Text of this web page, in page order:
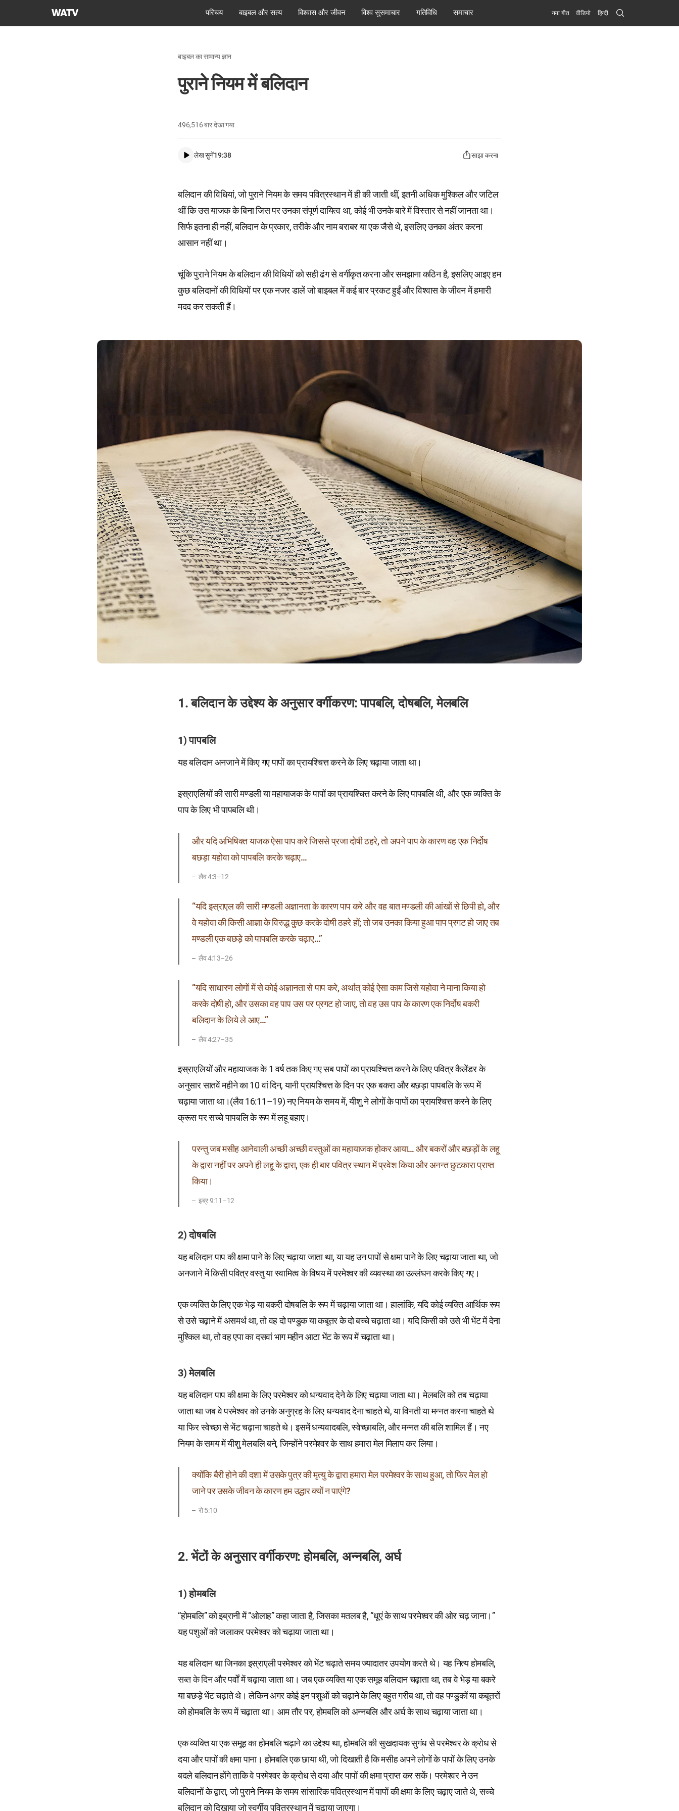
चर्च
परिचय बाइबल और सत्य विश्वास और जीवन विश्व सुसमाचार गतिविधि समाचार नया गीत वीडियो हिन्दी Search
Submit
बाइबल का सामान्य ज्ञान
पुराने नियम में बलिदान
496,516बार देखा गया
लेख सुनें19:38 साझा करना
बलिदान की विधियां, जो पुराने नियम के समय पवित्रस्थान में ही की जाती थीं, इतनी अधिक मुश्किल और जटिल
थीं कि उस याजक के बिना जिस पर उनका संपूर्ण दायित्व था, कोई भी उनके बारे में विस्तार से नहीं जानता था।
सिर्फ इतना ही नहीं, बलिदान के प्रकार, तरीके और नाम बराबर या एक जैसे थे, इसलिए उनका अंतर करना
आसान नहीं था।
चूंकि पुराने नियम के बलिदान की विधियों को सही ढंग से वर्गीकृत करना और समझाना कठिन है, इसलिए आइए हम
कुछ बलिदानों की विधियों पर एक नजर डालें जो बाइबल में कई बार प्रकट हुईं और विश्वास के जीवन में हमारी
मदद कर सकती हैं।
1. बलिदान के उद्देश्य के अनुसार वर्गीकरण: पापबलि, दोषबलि, मेलबलि
1) पापबलि
यह बलिदान अनजाने में किए गए पापों का प्रायश्चित्त करने के लिए चढ़ाया जाता था।
इस्राएलियों की सारी मण्डली या महायाजक के पापों का प्रायश्चित्त करने के लिए पापबलि थी, और एक व्यक्ति के
पाप के लिए भी पापबलि थी।
और यदि अभिषिक्त याजक ऐसा पाप करे जिससे प्रजा दोषी ठहरे, तो अपने पाप के कारण वह एक निर्दोष
बछड़ा यहोवा को पापबलि करके चढ़ाए…
लैव 4:3–12
“यदि इस्राएल की सारी मण्डली अज्ञानता के कारण पाप करे और वह बात मण्डली की आंखों से छिपी हो, और
वे यहोवा की किसी आज्ञा के विरुद्ध कुछ करके दोषी ठहरे हों; तो जब उनका किया हुआ पाप प्रगट हो जाए तब
मण्डली एक बछड़े को पापबलि करके चढ़ाए…”
लैव 4:13–26
“यदि साधारण लोगों में से कोई अज्ञानता से पाप करे, अर्थात् कोई ऐसा काम जिसे यहोवा ने माना किया हो
करके दोषी हो, और उसका वह पाप उस पर प्रगट हो जाए, तो वह उस पाप के कारण एक निर्दोष बकरी
बलिदान के लिये ले आए…”
लैव 4:27–35
इस्राएलियों और महायाजक के 1 वर्ष तक किए गए सब पापों का प्रायश्चित्त करने के लिए पवित्र कैलेंडर के
अनुसार सातवें महीने का 10 वां दिन, यानी प्रायश्चित्त के दिन पर एक बकरा और बछड़ा पापबलि के रूप में
चढ़ाया जाता था।(लैव 16:11–19) नए नियम के समय में, यीशु ने लोगों के पापों का प्रायश्चित्त करने के लिए
क्रूस पर सच्चे पापबलि के रूप में लहू बहाए।
परन्तु जब मसीह आनेवाली अच्छी अच्छी वस्तुओं का महायाजक होकर आया… और बकरों और बछड़ों के लहू
के द्वारा नहीं पर अपने ही लहू के द्वारा, एक ही बार पवित्र स्थान में प्रवेश किया और अनन्त छुटकारा प्राप्त
किया।
इब्र 9:11–12
2) दोषबलि
यह बलिदान पाप की क्षमा पाने के लिए चढ़ाया जाता था, या यह उन पापों से क्षमा पाने के लिए चढ़ाया जाता था, जो
अनजाने में किसी पवित्र वस्तु या स्वामित्व के विषय में परमेश्वर की व्यवस्था का उल्लंघन करके किए गए।
एक व्यक्ति के लिए एक भेड़ या बकरी दोषबलि के रूप में चढ़ाया जाता था। हालांकि, यदि कोई व्यक्ति आर्थिक रूप
से उसे चढ़ाने में असमर्थ था, तो वह दो पण्डुक या कबूतर के दो बच्चे चढ़ाता था। यदि किसी को उसे भी भेंट में देना
मुश्किल था, तो वह एपा का दसवां भाग महीन आटा भेंट के रूप में चढ़ाता था।
3) मेलबलि
यह बलिदान पाप की क्षमा के लिए परमेश्वर को धन्यवाद देने के लिए चढ़ाया जाता था। मेलबलि को तब चढ़ाया
जाता था जब वे परमेश्वर को उनके अनुग्रह के लिए धन्यवाद देना चाहते थे, या विनती या मन्नत करना चाहते थे
या फिर स्वेच्छा से भेंट चढ़ाना चाहते थे। इसमें धन्यवादबलि, स्वेच्छाबलि, और मन्नत की बलि शामिल हैं। नए
नियम के समय में यीशु मेलबलि बने, जिन्होंने परमेश्वर के साथ हमारा मेल मिलाप कर लिया।
क्योंकि बैरी होने की दशा में उसके पुत्र की मृत्यु के द्वारा हमारा मेल परमेश्वर के साथ हुआ, तो फिर मेल हो
जाने पर उसके जीवन के कारण हम उद्धार क्यों न पाएंगे?
रो 5:10
2. भेंटों के अनुसार वर्गीकरण: होमबलि, अन्नबलि, अर्घ
1) होमबलि
“होमबलि” को इब्रानी में “ओलाह” कहा जाता है, जिसका मतलब है, “धूएं के साथ परमेश्वर की ओर चढ़ जाना।”
यह पशुओं को जलाकर परमेश्वर को चढ़ाया जाता था।
यह बलिदान था जिनका इस्राएली परमेश्वर को भेंट चढ़ाते समय ज्यादातर उपयोग करते थे। यह नित्य होमबलि,
सब्त के दिनऔर पर्वों में चढ़ाया जाता था। जब एक व्यक्ति या एक समूह बलिदान चढ़ाता था, तब वे भेड़ या बकरे
या बछड़े भेंट चढ़ाते थे। लेकिन अगर कोई इन पशुओं को चढ़ाने के लिए बहुत गरीब था, तो वह पण्डुकों या कबूतरों
को होमबलि के रूप में चढ़ाता था। आम तौर पर, होमबलि को अन्नबलि और अर्घ के साथ चढ़ाया जाता था।
एक व्यक्ति या एक समूह का होमबलि चढ़ाने का उद्देश्य था, होमबलि की सुखदायक सुगंध से परमेश्वर के क्रोध से
दया और पापों की क्षमा पाना। होमबलि एक छाया थी, जो दिखाती है कि मसीह अपने लोगों के पापों के लिए उनके
बदले बलिदान होंगे ताकि वे परमेश्वर के क्रोध से दया और पापों की क्षमा प्राप्त कर सकें। परमेश्वर ने उन
बलिदानों के द्वारा, जो पुराने नियम के समय सांसारिक पवित्रस्थान में पापों की क्षमा के लिए चढ़ाए जाते थे, सच्चे
बलिदान को दिखाया जो स्वर्गीय पवित्रस्थान में चढ़ाया जाएगा।